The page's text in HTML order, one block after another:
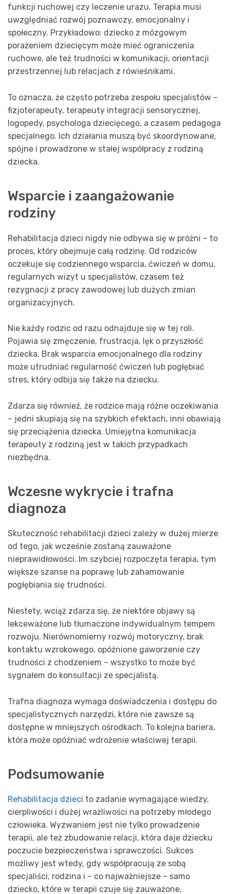
funkcji ruchowej czy leczenie urazu. Terapia musi
uwzględniać rozwój poznawczy, emocjonalny i
społeczny. Przykładowo: dziecko z mózgowym
porażeniem dziecięcym może mieć ograniczenia
ruchowe, ale też trudności w komunikacji, orientacji
przestrzennej lub relacjach z rówieśnikami.
To oznacza, że często potrzeba zespołu specjalistów –
fizjoterapeuty, terapeuty integracji sensorycznej,
logopedy, psychologa dziecięcego, a czasem pedagoga
specjalnego. Ich działania muszą być skoordynowane,
spójne i prowadzone w stałej współpracy z rodziną
dziecka.
Wsparcie i zaangażowanie
rodziny
Rehabilitacja dzieci nigdy nie odbywa się w próżni – to
proces, który obejmuje całą rodzinę. Od rodziców
oczekuje się codziennego wsparcia, ćwiczeń w domu,
regularnych wizyt u specjalistów, czasem też
rezygnacji z pracy zawodowej lub dużych zmian
organizacyjnych.
Nie każdy rodzic od razu odnajduje się w tej roli.
Pojawia się zmęczenie, frustracja, lęk o przyszłość
dziecka. Brak wsparcia emocjonalnego dla rodziny
może utrudniać regularność ćwiczeń lub pogłębiać
stres, który odbija się także na dziecku.
Zdarza się również, że rodzice mają różne oczekiwania
– jedni skupiają się na szybkich efektach, inni obawiają
się przeciążenia dziecka. Umiejętna komunikacja
terapeuty z rodziną jest w takich przypadkach
niezbędna.
Wczesne wykrycie i trafna
diagnoza
Skuteczność rehabilitacji dzieci zależy w dużej mierze
od tego, jak wcześnie zostaną zauważone
nieprawidłowości. Im szybciej rozpoczęta terapia, tym
większe szanse na poprawę lub zahamowanie
pogłębiania się trudności.
Niestety, wciąż zdarza się, że niektóre objawy są
lekceważone lub tłumaczone indywidualnym tempem
rozwoju. Nierównomierny rozwój motoryczny, brak
kontaktu wzrokowego, opóźnione gaworzenie czy
trudności z chodzeniem – wszystko to może być
sygnałem do konsultacji ze specjalistą.
Trafna diagnoza wymaga doświadczenia i dostępu do
specjalistycznych narzędzi, które nie zawsze są
dostępne w mniejszych ośrodkach. To kolejna bariera,
która może opóźniać wdrożenie właściwej terapii.
Podsumowanie
Rehabilitacja dzieci to zadanie wymagające wiedzy,
cierpliwości i dużej wrażliwości na potrzeby młodego
człowieka. Wyzwaniem jest nie tylko prowadzenie
terapii, ale też zbudowanie relacji, która daje dziecku
poczucie bezpieczeństwa i sprawczości. Sukces
możliwy jest wtedy, gdy współpracują ze sobą
specjaliści, rodzina i – co najważniejsze – samo
dziecko, które w terapii czuje się zauważone,